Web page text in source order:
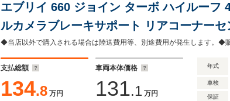
エブリイ 660 ジョイン ターボ ハイルーフ
ルカメラブレーキサポート リアコーナー
防止 レーンキープアシスト ヘッドライト
キーレス
支払総額
134.8 万円
車両本体価格
131.1 万円
年式
車検
保証